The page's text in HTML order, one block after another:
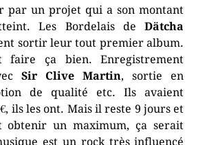
par un projet qui a son montant
Les Bordelais deDätcha
sortir leur tout premier album.
faire ça bien. Enregistrement
Sir Clive Martin, sortie en
de qualité etc. Ils avaient
ils les ont. Mais il reste 9 jours et
un maximum, ça serait
est un rock très influencé